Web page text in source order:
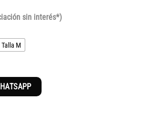
sin interés*)
Talla M